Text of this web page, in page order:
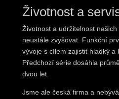
Životnost a
Životnost a udržitelnost
neustále zvyšovat. Funkční
vývoje s cílem zajistit hladký a
Předchozí série dosáhla
dvou let.
Jsme ale česká firma a